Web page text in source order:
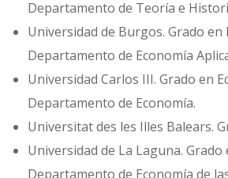
Departamento de Teoría e
Universidad de Burgos. Grado en
Departamento de Economía
Universidad Carlos III. Grado en
Departamento de Economía.
Universitat des les Illes Balears.
Universidad de La Laguna. Grado
Departamento de Economía de